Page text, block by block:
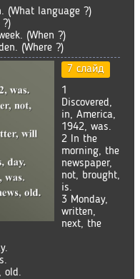
(What language ?)
(When ?)
(Where ?)
7 слайд
1
Discovered,
in, America,
1942, was.
2 In the
morning, the
newspaper,
not, brought,
is.
3 Monday,
written,
next, the
old.